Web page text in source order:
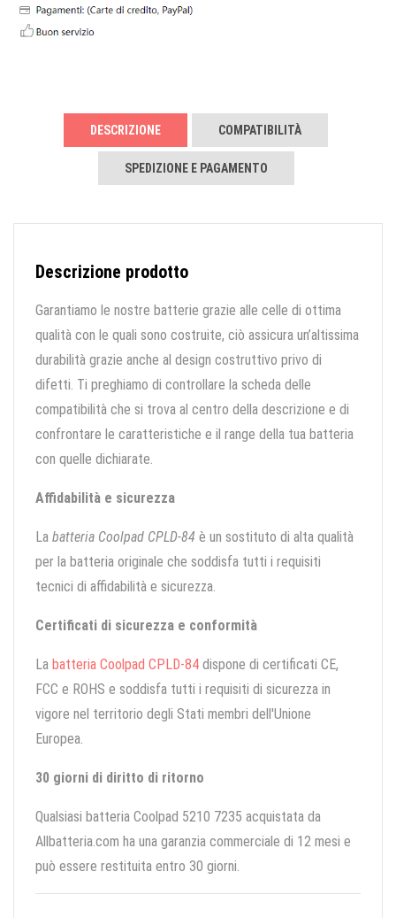
DESCRIZIONE COMPATIBILITÀ
SPEDIZIONE E PAGAMENTO
Descrizione prodotto
Garantiamo le nostre batterie grazie alle celle di ottima
qualità con le quali sono costruite, ciò assicura un’altissima
durabilità grazie anche al design costruttivo privo di
difetti. Ti preghiamo di controllare la scheda delle
compatibilità che si trova al centro della descrizione e di
confrontare le caratteristiche e il range della tua batteria
con quelle dichiarate.
Affidabilità e sicurezza
La batteria Coolpad CPLD-84 è un sostituto di alta qualità
per la batteria originale che soddisfa tutti i requisiti
tecnici di affidabilità e sicurezza.
Certificati di sicurezza e conformità
La batteria Coolpad CPLD-84 dispone di certificati CE,
FCC e ROHS e soddisfa tutti i requisiti di sicurezza in
vigore nel territorio degli Stati membri dell'Unione
Europea.
30 giorni di diritto di ritorno
Qualsiasi batteria Coolpad 5210 7235 acquistata da
Allbatteria.com ha una garanzia commerciale di 12 mesi e
può essere restituita entro 30 giorni.